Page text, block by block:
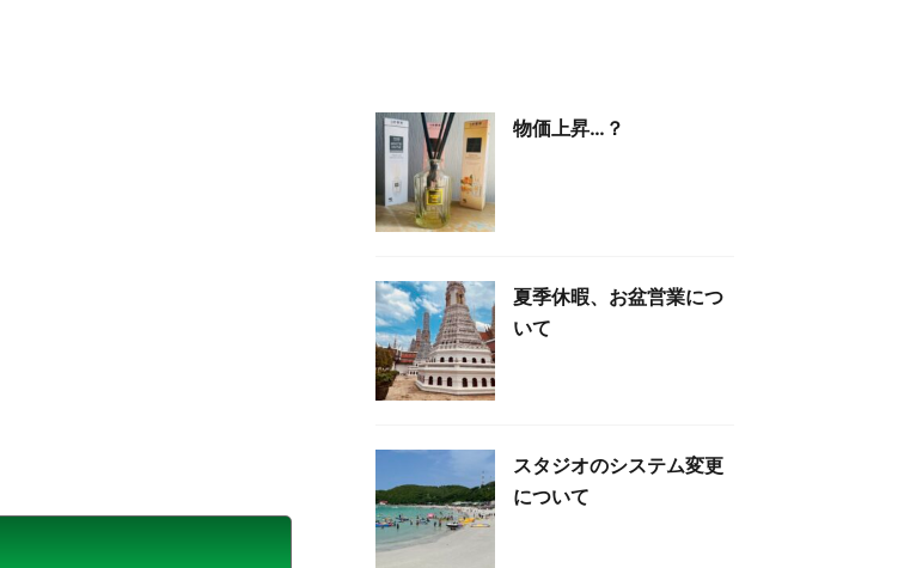
物価上昇…？
夏季休暇、お盆営業につ
いて
スタジオのシステム変更
について